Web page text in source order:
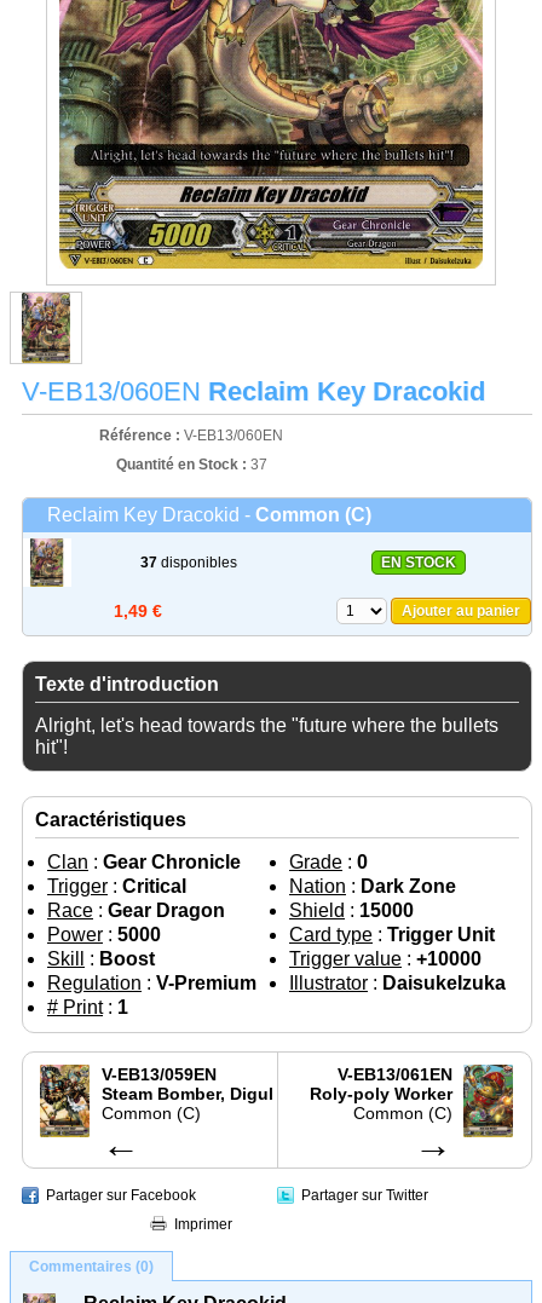
V-EB13/060EN Reclaim Key Dracokid
Référence : V-EB13/060EN
Quantité en Stock : 37
Reclaim Key Dracokid - Common (C)
37disponibles EN STOCK
1,49 € Ajouter au panier
Texte d'introduction
Alright, let's head towards the "future where the bullets
hit"!
Caractéristiques
Clan : Gear Chronicle Grade : 0
Trigger : Critical Nation : Dark Zone
Race : Gear Dragon Shield : 15000
Power : 5000 Card type : Trigger Unit
Skill
: Boost Trigger value : +10000
Regulation : V-Premium Illustrator : DaisukeIzuka
# Print: 1
V-EB13/059EN
Steam Bomber, Digul
Common (C)
←
V-EB13/061EN
Roly-poly Worker
Common (C)
→
Partager sur Facebook
Partager sur Twitter
Imprimer
Commentaires (0)